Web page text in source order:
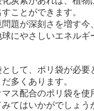
ことができます。
題が深刻さを増す今
球にやさしいエネルギ
して、ポリ袋が必要
多くあります。
ス配合のポリ袋を使
てはいかがでしょう